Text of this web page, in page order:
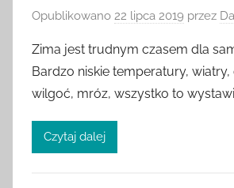
Opublikowano 22 lipca 2019 przez
Zima jest trudnym czasem dla
Bardzo niskie temperatury, wiatry,
wilgoć, mróz, wszystko to
Czytaj dalej